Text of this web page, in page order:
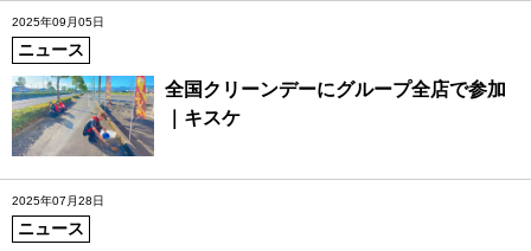
2025年09月05日
ニュース
全国クリーンデーにグループ全店で参加
｜キスケ
2025年07月28日
ニュース